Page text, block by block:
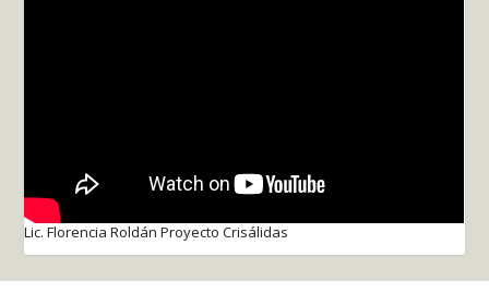
Lic. Florencia Roldán Proyecto Crisálidas